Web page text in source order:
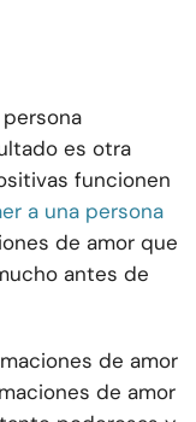
es otra
funcionen
a una persona
de amor que
antes de
de amor
de amor